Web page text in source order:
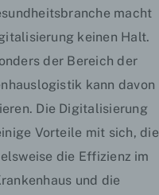
macht
keinen Halt.
der Bereich der
kann davon
Die Digitalisierung
Vorteile mit sich, die
die Effizienz im
und die